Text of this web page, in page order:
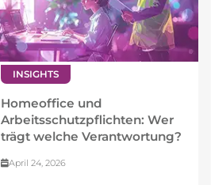
INSIGHTS
Homeoffice und
Arbeitsschutzpflichten: Wer
trägt welche Verantwortung?
April 24, 2026